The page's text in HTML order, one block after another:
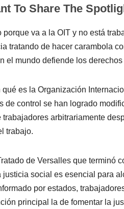
va a la OIT y no está
tratando de hacer carambola
el mundo defiende los
es la Organización
de control se han logrado
trabajadores arbitrariamente
trabajo.
de Versalles que terminó
social es esencial para
por estados,
principal la de fomentar la